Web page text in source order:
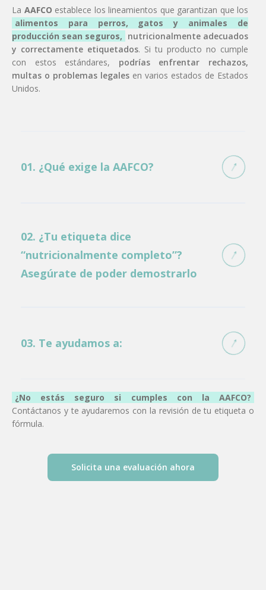
La AAFCO establece los lineamientos que garantizan que los
alimentos para perros, gatos y animales de
producción sean seguros, nutricionalmente adecuados
y correctamente etiquetados. Si tu producto no cumple
con estos estándares, podrías enfrentar rechazos,
multas o problemas legales en varios estados de Estados
Unidos.
01. ¿Qué exige la AAFCO?
etapa de vida del animal
Etiquetas que sigan las guías de “completo y
Pruebas de alimentación o validación de fórmulas
02. ¿Tu etiqueta dice
“nutricionalmente completo”?
Asegúrate de poder demostrarlo
Evita errores costosos. Nosotros te ayudamos a
03. Te ayudamos a:
Verificar tus fórmulas nutricionales
Cumplir con los requisitos técnicos para exportar
legalmente
¿No estás seguro si cumples con la AAFCO?
Contáctanos y te ayudaremos con la revisión de tu etiqueta o
fórmula.
Solicita una evaluación ahora